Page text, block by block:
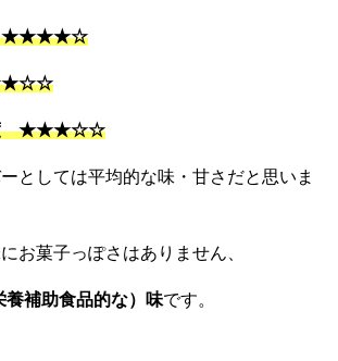
★★★★☆
度 ★★★☆☆
としては平均的な味・甘さだと思いま
お菓子っぽさはありません、
養補助食品的な）味です。